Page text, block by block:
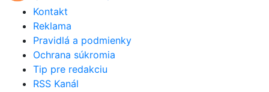
Kontakt
Reklama
Pravidlá a podmienky
Ochrana súkromia
Tip pre redakciu
RSS Kanál